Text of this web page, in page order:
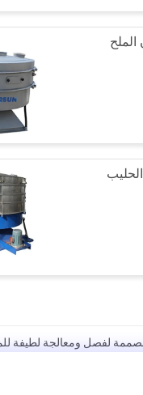
الملح
لفصل ومعالجة لطيفة
لسهولة الصيانة والغربلة